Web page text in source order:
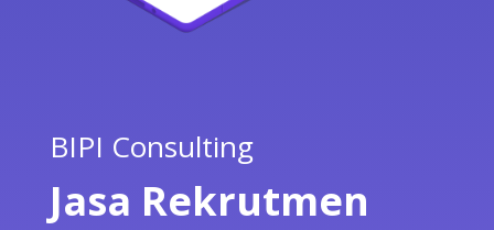
BIPI Consulting
Jasa Rekrutmen